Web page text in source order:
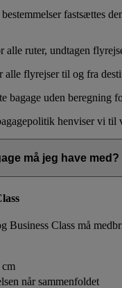
fastsættes
alle ruter, undtagen
alle flyrejser til og fra
bagage uden beregning
henviser vi til
må jeg have med?
Business Class må
når sammenfoldet